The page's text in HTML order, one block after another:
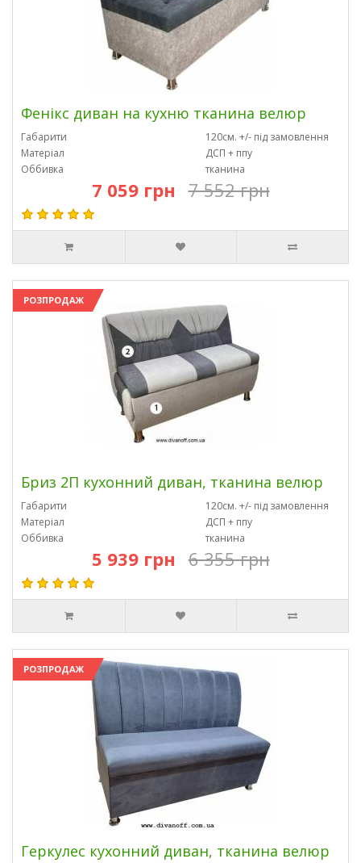
Фенікс диван на кухню тканина велюр
Габарити
120см. +/- під замовлення
Матеріал
ДСП + ппу
Оббивка
тканина
7 059 грн 7 552 грн
РОЗПРОДАЖ
Бриз 2П кухонний диван, тканина велюр
Габарити
120см. +/- під замовлення
Матеріал
ДСП + ппу
Оббивка
тканина
5 939 грн 6 355 грн
РОЗПРОДАЖ
Геркулес кухонний диван, тканина велюр